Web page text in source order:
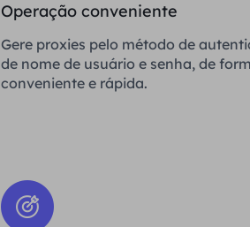
Operação conveniente
Gere proxies pelo método de
de nome de usuário e senha, de
conveniente e rápida.